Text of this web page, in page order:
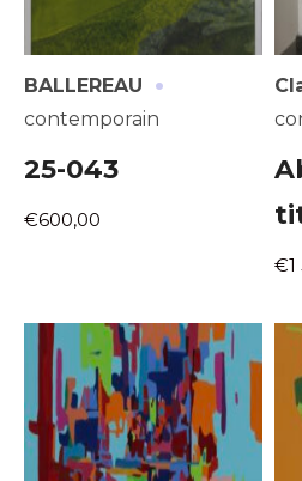
Adresse email*
Nom
Prénom
J'accepte lestermes et
* Champ obligatoire
Prénom
Statut / Organisation
BALLEREAU ·
contemporain
25-043
€600,00
€1